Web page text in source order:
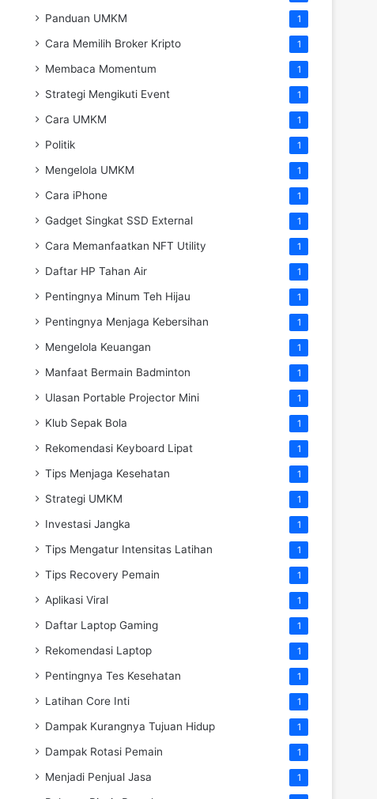
Panduan UMKM 1
Cara Memilih Broker Kripto 1
Membaca Momentum 1
Strategi Mengikuti Event 1
Cara UMKM 1
Politik 1
Mengelola UMKM 1
Cara iPhone 1
Gadget Singkat SSD External 1
Cara Memanfaatkan NFT Utility 1
Daftar HP Tahan Air 1
Pentingnya Minum Teh Hijau 1
Pentingnya Menjaga Kebersihan 1
Mengelola Keuangan 1
Manfaat Bermain Badminton 1
Ulasan Portable Projector Mini 1
Klub Sepak Bola 1
Rekomendasi Keyboard Lipat 1
Tips Menjaga Kesehatan 1
Strategi UMKM 1
Investasi Jangka 1
Tips Mengatur Intensitas Latihan 1
Tips Recovery Pemain 1
Aplikasi Viral 1
Daftar Laptop Gaming 1
Rekomendasi Laptop 1
Pentingnya Tes Kesehatan 1
Latihan Core Inti 1
Dampak Kurangnya Tujuan Hidup 1
Dampak Rotasi Pemain 1
Menjadi Penjual Jasa 1